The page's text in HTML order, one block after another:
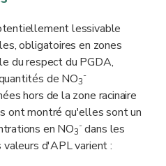
dans le cadre du
lessivable
obligatoires en zones
du respect du PGDA,
de NO3
-
hors de la zone racinaire
ont montré qu'elles sont un
en NO3
-dans les
valeurs d'APL varient :